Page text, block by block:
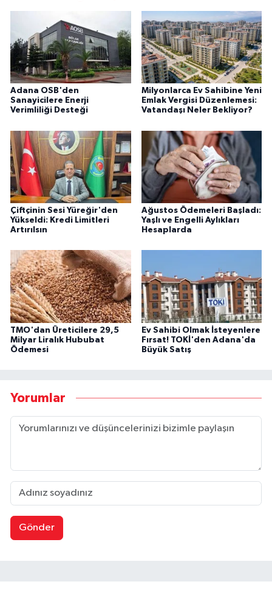
Adana OSB'den
Sanayicilere Enerji
Verimliliği Desteği
Milyonlarca Ev Sahibine Yeni
Emlak Vergisi Düzenlemesi:
Vatandaşı Neler Bekliyor?
Çiftçinin Sesi Yüreğir'den
Yükseldi: Kredi Limitleri
Artırılsın
Ağustos Ödemeleri Başladı:
Yaşlı ve Engelli Aylıkları
Hesaplarda
TMO'dan Üreticilere 29,5
Milyar Liralık Hububat
Ödemesi
Ev Sahibi Olmak İsteyenlere
Fırsat! TOKİ'den Adana'da
Büyük Satış
Yorumlar
Gönder